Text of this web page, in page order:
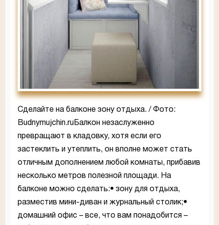
Сделайте на балконе зону отдыха. / Фото:
Budnymujchin.ruБалкон незаслуженно
превращают в кладовку, хотя если его
застеклить и утеплить, он вполне может стать
отличным дополнением любой комнаты, прибавив
несколько метров полезной площади. На
балконе можно сделать:• зону для отдыха,
разместив мини-диван и журнальный столик;•
домашний офис – все, что вам понадобится –